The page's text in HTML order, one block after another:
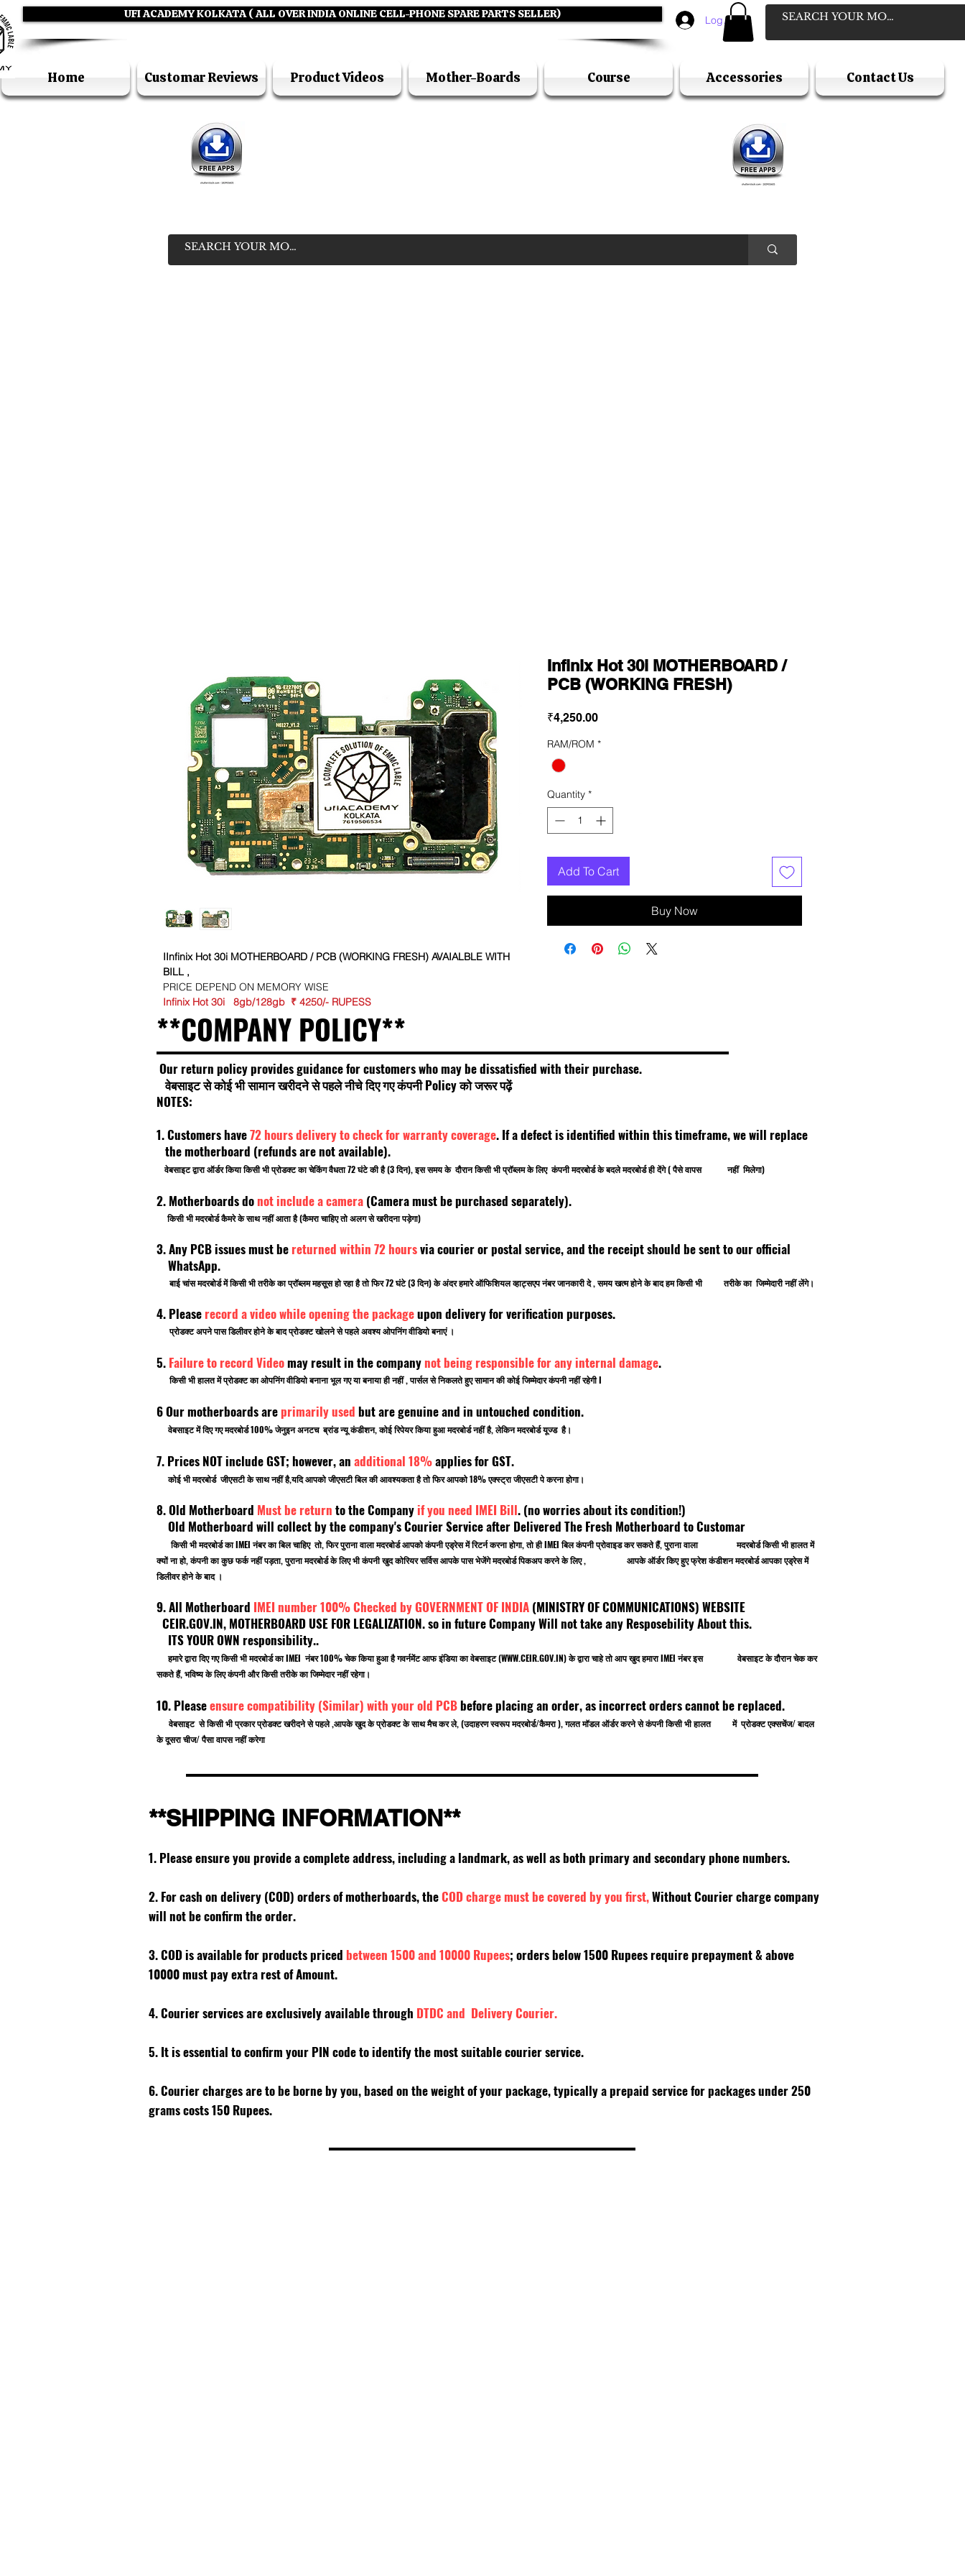
UFI ACADEMY KOLKATA ( ALL OVER INDIA ONLINE CELL-PHONE SPARE PARTS SELLER) Log In
Home Customar Reviews Product Videos Mother-Boards Course Accessories Contact Us
IInfinix Hot 30i MOTHERBOARD / PCB (WORKING FRESH) AVAIALBLE WITH
BILL ,
PRICE DEPEND ON MEMORY WISE
Infinix Hot 30i 8gb/128gb ₹ 4250/- RUPESS
Infinix Hot 30i MOTHERBOARD /
PCB (WORKING FRESH)
₹4,250.00Price
RAM/ROM *
Quantity *
Add To Cart
Buy Now
**COMPANY POLICY**
Our return policy provides guidance for customers who may be dissatisfied with their purchase.
वेबसाइट से कोई भी सामान खरीदने से पहले नीचे दिए गए कंपनी Policy को जरूर पढ़ें
NOTES:
1. Customers have72 hours delivery to check for warranty coverage. If a defect is identified within this timeframe, we will replace
the motherboard (refunds are not available).
वेबसाइट द्वारा ऑर्डर किया किसी भी प्रोडक्ट का चेकिंग वैधता 72 घंटे की है (3 दिन), इस समय के दौरान किसी भी प्रॉब्लम के लिए कंपनी मदरबोर्ड के बदले मदरबोर्ड ही देंगे ( पैसे वापस नहीं मिलेगा)
2. Motherboards donot include a camera (Camera must be purchased separately).
किसी भी मदरबोर्ड कैमरे के साथ नहीं आता है (कैमरा चाहिए तो अलग से खरीदना पड़ेगा)
3. Any PCB issues must be returned within 72 hoursvia courier or postal service, and the receipt should be sent to our official
WhatsApp.
बाई चांस मदरबोर्ड में किसी भी तरीके का प्रॉब्लम महसूस हो रहा है तो फिर 72 घंटे (3 दिन) के अंदर हमारे ऑफिशियल व्हाट्सएप नंबर जानकारी दे , समय खत्म होने के बाद हम किसी भी तरीके का जिम्मेदारी नहीं लेंगे।
4. Please record a video while opening the packageupon delivery for verification purposes.
प्रोडक्ट अपने पास डिलीवर होने के बाद प्रोडक्ट खोलने से पहले अवश्य ओपनिंग वीडियो बनाएं ।
5. Failure to record Videomay result in the companynot being responsible for any internal damage.
किसी भी हालत में प्रोडक्ट का ओपनिंग वीडियो बनाना भूल गए या बनाया ही नहीं , पार्सल से निकलते हुए सामान की कोई जिम्मेदार कंपनी नहीं रहेगी I
6 Our motherboards areprimarily used but are genuine and in untouched condition.
वेबसाइट में दिए गए मदरबोर्ड 100% जेनुइन अनटच ब्रांड न्यू कंडीशन, कोई रिपेयर किया हुआ मदरबोर्ड नहीं है, लेकिन मदरबोर्ड यूज्ड है।
7. Prices NOT include GST; however, an additional 18%applies for GST.
कोई भी मदरबोर्ड जीएसटी के साथ नहीं है,यदि आपको जीएसटी बिल की आवश्यकता है तो फिर आपको 18% एक्स्ट्रा जीएसटी पे करना होगा।
8. Old Motherboard Must be return to the Companyif you need IMEI Bill. (no worries about its condition!)
Old Motherboard will collect by the company's Courier Service after Delivered The Fresh Motherboard to Customar
किसी भी मदरबोर्ड का IMEI नंबर का बिल चाहिए तो, फिर पुराना वाला मदरबोर्ड आपको कंपनी एड्रेस में रिटर्न करना होगा, तो ही IMEI बिल कंपनी प्रोवाइड कर सकते हैं, पुराना वाला मदरबोर्ड किसी भी हालत में
क्यों ना हो, कंपनी का कुछ फर्क नहीं पड़ता, पुराना मदरबोर्ड के लिए भी कंपनी खुद कोरियर सर्विस आपके पास भेजेंगे मदरबोर्ड पिकअप करने के लिए , आपके ऑर्डर किए हुए फ्रेश कंडीशन मदरबोर्ड आपका एड्रेस में
डिलीवर होने के बाद ।
9. All Motherboard IMEI number 100% Checked by GOVERNMENT OF INDIA (MINISTRY OF COMMUNICATIONS) WEBSITE
CEIR.GOV.IN, MOTHERBOARD USE FOR LEGALIZATION. so in future Company Will not take any Resposebility About this.
ITS YOUR OWN responsibility..
हमारे द्वारा दिए गए किसी भी मदरबोर्ड का IMEI नंबर 100% चेक किया हुआ है गवर्नमेंट आफ इंडिया का वेबसाइट (WWW.CEIR.GOV.IN) के द्वारा चाहे तो आप खुद हमारा IMEI नंबर इस वेबसाइट के दौरान चेक कर
सकते हैं, भविष्य के लिए कंपनी और किसी तरीके का जिम्मेदार नहीं रहेगा।
10. Pleaseensure compatibility (Similar) with your old PCBbefore placing an order, as incorrect orders cannot be replaced.
वेबसाइट से किसी भी प्रकार प्रोडक्ट खरीदने से पहले ,आपके खुद के प्रोडक्ट के साथ मैच कर ले, (उदाहरण स्वरूप मदरबोर्ड/कैमरा ), गलत मॉडल ऑर्डर करने से कंपनी किसी भी हालत में प्रोडक्ट एक्सचेंज/ बादल
के दूसरा चीज/ पैसा वापस नहीं करेगा
**SHIPPING INFORMATION**
1. Please ensure you provide a complete address, including a landmark, as well as both primary and secondary phone numbers.
2. For cash on delivery (COD) orders of motherboards, theCOD charge must be covered by you first,Without Courier charge company
will not be confirm the order.
3. COD is available for products priced between 1500 and 10000 Rupees; orders below 1500 Rupees require prepayment & above
10000 must pay extra rest of Amount.
4. Courier services are exclusively available through DTDC and Delivery Courier.
5. It is essential to confirm your PIN code to identify the most suitable courier service.
6. Courier charges are to be borne by you, based on the weight of your package, typically a prepaid service for packages under 250
grams costs 150 Rupees.